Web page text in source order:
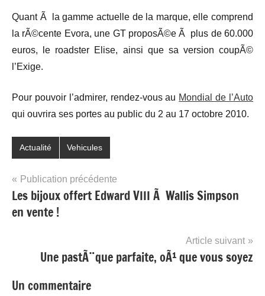
Quant Ã la gamme actuelle de la marque, elle comprend
la rÃ©cente Evora, une GT proposÃ©e Ã plus de 60.000
euros, le roadster Elise, ainsi que sa version coupÃ©
l’Exige.
Pour pouvoir l’admirer, rendez-vous au Mondial de l’Auto
qui ouvrira ses portes au public du 2 au 17 octobre 2010.
Actualité Vehicules
Navigation
de
l’article
Publication précédente
Les bijoux offert Edward VIII Ã Wallis Simpson
en vente !
Article suivant
Une pastÃ¨que parfaite, oÃ¹ que vous soyez
Un commentaire